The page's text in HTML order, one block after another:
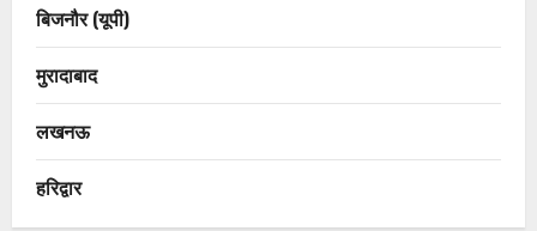
बिजनौर (यूपी)
मुरादाबाद
लखनऊ
हरिद्वार